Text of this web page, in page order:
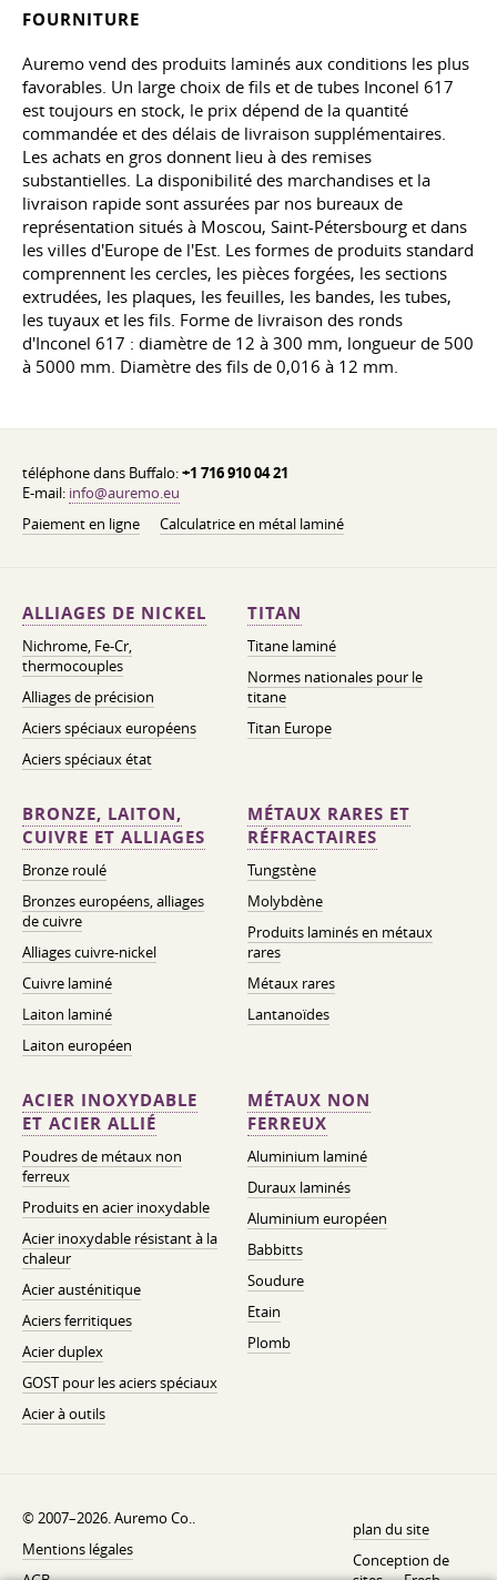
FOURNITURE
Auremo vend des produits laminés aux conditions les plus
favorables. Un large choix de fils et de tubes Inconel 617
est toujours en stock, le prix dépend de la quantité
commandée et des délais de livraison supplémentaires.
Les achats en gros donnent lieu à des remises
substantielles. La disponibilité des marchandises et la
livraison rapide sont assurées par nos bureaux de
représentation situés à Moscou, Saint-Pétersbourg et dans
les villes d'Europe de l'Est. Les formes de produits standard
comprennent les cercles, les pièces forgées, les sections
extrudées, les plaques, les feuilles, les bandes, les tubes,
les tuyaux et les fils. Forme de livraison des ronds
d'Inconel 617 : diamètre de 12 à 300 mm, longueur de 500
à 5000 mm. Diamètre des fils de 0,016 à 12 mm.
téléphone dans Buffalo:+1 716 910 04 21
E-mail: info@auremo.eu
Paiement en ligne
Calculatrice en métal laminé
ALLIAGES DE NICKEL
Nichrome, Fe-Cr,
thermocouples
Alliages de précision
Aciers spéciaux européens
Aciers spéciaux état
TITAN
Titane laminé
Normes nationales pour le
titane
Titan Europe
BRONZE, LAITON,
CUIVRE ET ALLIAGES
Bronze roulé
Bronzes européens, alliages
de cuivre
Alliages cuivre-nickel
Cuivre laminé
Laiton laminé
Laiton européen
MÉTAUX RARES ET
RÉFRACTAIRES
Tungstène
Molybdène
Produits laminés en métaux
rares
Métaux rares
Lantanoïdes
ACIER INOXYDABLE
ET ACIER ALLIÉ
Poudres de métaux non
ferreux
Produits en acier inoxydable
Acier inoxydable résistant à la
chaleur
Acier austénitique
Aciers ferritiques
Acier duplex
GOST pour les aciers spéciaux
Acier à outils
MÉTAUX NON
FERREUX
Aluminium laminé
Duraux laminés
Aluminium européen
Babbitts
Soudure
Etain
Plomb
© 2007–2026. Auremo Co..
Mentions légales
plan du site
Conception de